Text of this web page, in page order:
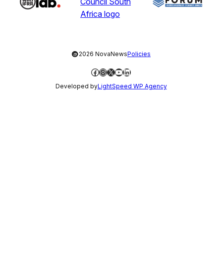
©2026 NovaNewsPolicies
Facebook
Instagram
X YouTube
LinkedIn
Developed byLightSpeed WP Agency